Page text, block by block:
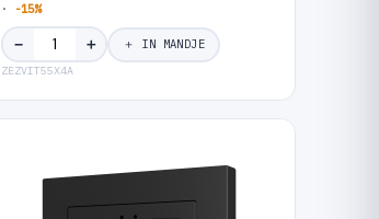
·
-15%
− ＋ ＋ IN MANDJE
ZEZVIT55X4A